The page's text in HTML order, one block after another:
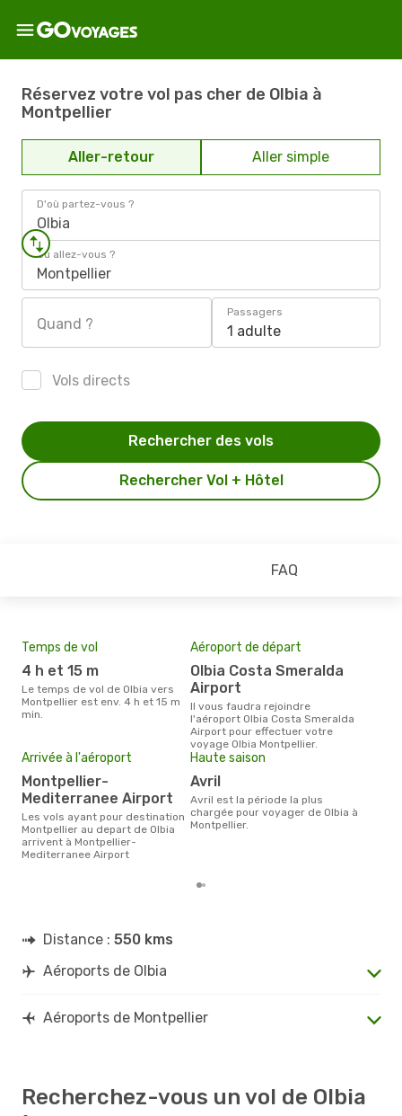
Réservez votre vol pas cher de Olbia à
Montpellier
Aller-retour Aller simple
D'où partez-vous ?
Olbia
Où allez-vous ?
Montpellier
Quand ?
Passagers
1 adulte
Vols directs
Rechercher Vol + Hôtel
Rechercher des vols
FAQ
Temps de vol
4 h et 15 m
Le temps de vol de Olbia vers
Montpellier est env. 4 h et 15 m
min.
Aéroport de départ
Olbia Costa Smeralda
Airport
Il vous faudra rejoindre
l'aéroport Olbia Costa Smeralda
Airport pour effectuer votre
voyage Olbia Montpellier.
Arrivée à l'aéroport
Montpellier-
Mediterranee Airport
Les vols ayant pour destination
Montpellier au depart de Olbia
arrivent à Montpellier-
Mediterranee Airport
Haute saison
avril
avril est la période la plus
chargée pour voyager de Olbia à
Montpellier.
Distance : 550 kms
Aéroports de Olbia
Aéroports de Montpellier
Recherchez-vous un vol de Olbia